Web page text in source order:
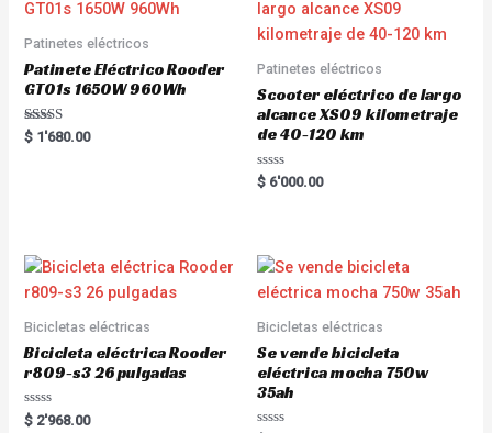
Patinetes eléctricos
Patinete Eléctrico Rooder
GT01s 1650W 960Wh
Rated
5.00
$ 1'680.00
Patinetes eléctricos
Scooter eléctrico de largo
alcance XS09 kilometraje
de 40-120 km
R
a
o
u
o
5
$ 6'000.00
Bicicletas eléctricas
Bicicleta eléctrica Rooder
r809-s3 26 pulgadas
R
$ 2'968.00
Bicicletas eléctricas
Se vende bicicleta
eléctrica mocha 750w
35ah